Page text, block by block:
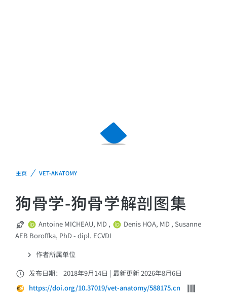
主页 VET-ANATOMY
狗骨学-狗骨学解剖图集
Antoine MICHEAU, MD , Denis HOA, MD , Susanne
AEB Boroffka, PhD - dipl. ECVDI
作者所属单位
发布日期： 2018年9月14日 | 最新更新 2026年8月6日
https://doi.org/10.37019/vet-anatomy/588175.cn